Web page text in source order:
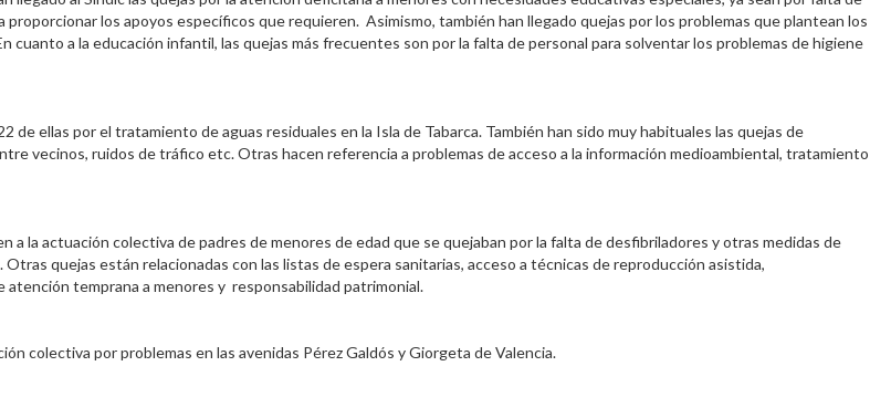
los apoyos específicos que requieren. Asimismo, también han llegado quejas por los problemas que plantean los
cuanto a la educación infantil, las quejas más frecuentes son por la falta de personal para solventar los problemas de higiene
ellas por el tratamiento de aguas residuales en la Isla de Tabarca. También han sido muy habituales las quejas de
vecinos, ruidos de tráfico etc. Otras hacen referencia a problemas de acceso a la información medioambiental, tratamiento
a la actuación colectiva de padres de menores de edad que se quejaban por la falta de desfibriladores y otras medidas de
quejas están relacionadas con las listas de espera sanitarias, acceso a técnicas de reproducción asistida,
temprana a menores y responsabilidad patrimonial.
colectiva por problemas en las avenidas Pérez Galdós y Giorgeta de Valencia.